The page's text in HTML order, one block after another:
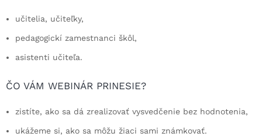
učitelia, učiteľky,
pedagogickí zamestnanci škôl,
asistenti učiteľa.
ČO VÁM WEBINÁR PRINESIE?
zistíte, ako sa dá zrealizovať vysvedčenie bez hodnotenia,
ukážeme si, ako sa môžu žiaci sami známkovať.